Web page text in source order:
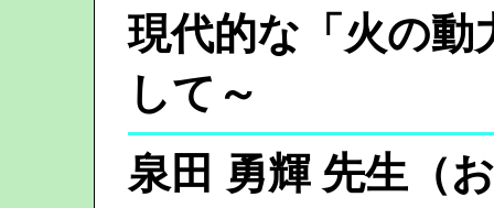
現代的な「火の動
して～
泉田 勇輝 先生（